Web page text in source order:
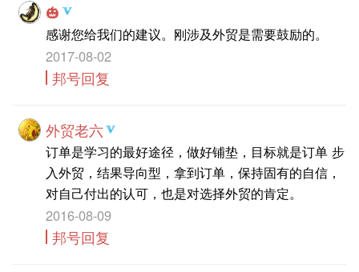
🎃
感谢您给我们的建议。刚涉及外贸是需要鼓励的。
2017-08-02
邦号回复
外贸老六
订单是学习的最好途径，做好铺垫，目标就是订单 步
入外贸，结果导向型，拿到订单，保持固有的自信，
对自己付出的认可，也是对选择外贸的肯定。
2016-08-09
邦号回复